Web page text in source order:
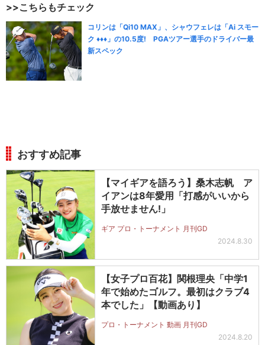
>>こちらもチェック
コリンは「Qi10 MAX」、シャウフェレは「Ai スモー
ク ♦♦♦」の10.5度! PGAツアー選手のドライバー最
新スペック
おすすめ記事
【マイギアを語ろう】桑木志帆 ア
イアンは8年愛用「打感がいいから
手放せません!」
ギア プロ・トーナメント 月刊GD
2024.8.30
【女子プロ百花】関根理央「中学1
年で始めたゴルフ。最初はクラブ4
本でした」【動画あり】
プロ・トーナメント 動画 月刊GD
2024.8.20